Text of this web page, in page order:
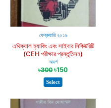
ফেব্রুয়ারি ২০১৯
এথিক্যাল হ্যাকিং এবং সাইবার সিকিউরিটি
(CEH পরীক্ষার প্রস্তুতিসহ)
আদর্শ
৳300 ৳150
Select